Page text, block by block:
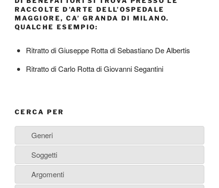
RACCOLTE D’ARTE DELL’OSPEDALE
MAGGIORE, CA’ GRANDA DI MILANO.
QUALCHE ESEMPIO:
Ritratto di Giuseppe Rotta di Sebastiano De Albertis
Ritratto di Carlo Rotta di Giovanni Segantini
CERCA PER
Generi
Soggetti
Argomenti